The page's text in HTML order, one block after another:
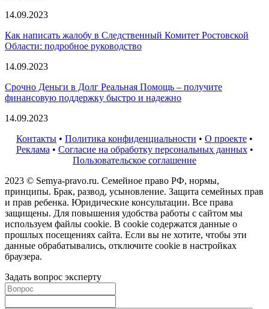
14.09.2023
Как написать жалобу в Следственный Комитет Ростовской
Области: подробное руководство
14.09.2023
Срочно Деньги в Долг Реальная Помощь – получите
финансовую поддержку быстро и надежно
14.09.2023
Контакты • Политика конфиденциальности • О проекте •
Реклама • Согласие на обработку персональных данных•
Пользовательское соглашение
2023 © Semya-pravo.ru. Семейное право РФ, нормы,
принципы. Брак, развод, усыновление. Защита семейных прав
и прав ребенка. Юридические консультации. Все права
защищены. Для повышения удобства работы с сайтом мы
используем файлы cookie. В cookie содержатся данные о
прошлых посещениях сайта. Если вы не хотите, чтобы эти
данные обрабатывались, отключите cookie в настройках
браузера.
Задать вопрос эксперту